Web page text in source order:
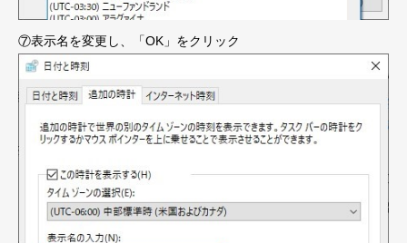
⑦表示名を変更し、「OK」をクリック